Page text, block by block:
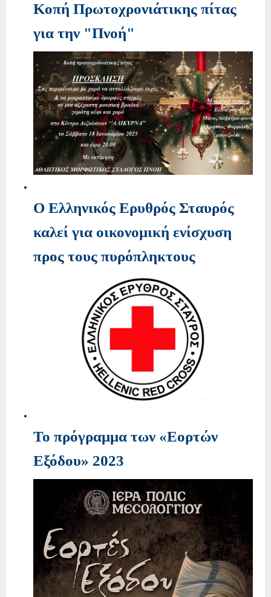
Kοπή Πρωτοχρονιάτικης πίτας
για την "Πνοή"
O Ελληνικός Ερυθρός Σταυρός
καλεί για οικονομική ενίσχυση
προς τους πυρόπληκτους
To πρόγραμμα των «Εορτών
Εξόδου» 2023